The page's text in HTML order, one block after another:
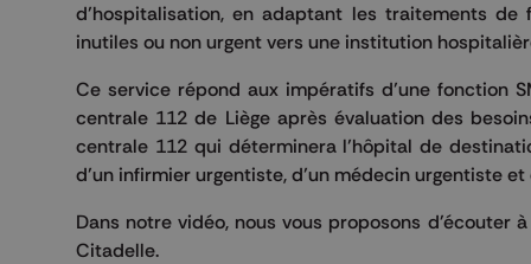
d’hospitalisation, en adaptant les traitements
inutiles ou non urgent vers une institution
Ce service répond aux impératifs d’une fonction
centrale 112 de Liège après évaluation des
centrale 112 qui déterminera l’hôpital de
d’un infirmier urgentiste, d’un médecin urgentiste
Dans notre vidéo, nous vous proposons d'écouter
Citadelle.